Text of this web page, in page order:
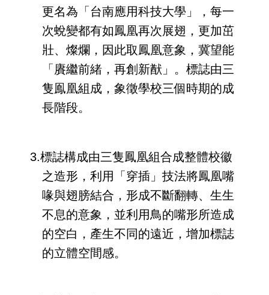
更名為「台南應用科技大學」，每一
次蛻變都有如鳳凰再次展翅，更加茁
壯、燦爛，因此取鳳凰意象，冀望能
「賡繼前緒，再創新猷」。標誌由三
隻鳯凰組成，象徵學校三個時期的成
長階段。
3.標誌構成由三隻鳳凰組合成整體校徽
之造形，利用「穿插」技法將鳳凰嘴
喙與翅膀結合，形成不斷翻轉、生生
不息的意象，並利用鳥的嘴形所造成
的空白，產生不同的遠近，增加標誌
的立體空間感。